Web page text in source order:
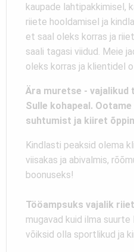
kaupade lahtipakkimisel,
riiete hooldamisel ja
et saal oleks korras ja
saali tagasi viidud. Meie
oleks korras ja klientidel
Ära muretse -
Sulle kohapeal.
suhtumist ja kiiret
Kindlasti peaksid olema
viisakas ja abivalmis,
boonuseks!
Tööampsuks vajalik
mugavad kuid ilma
võiksid olla sportlikud ja